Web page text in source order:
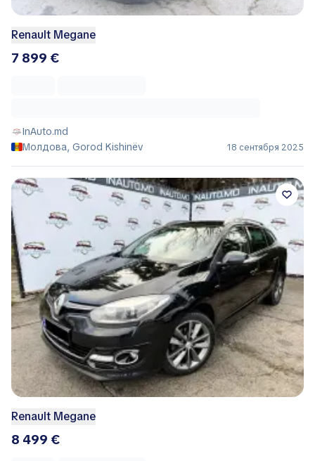
Renault Megane
7 899 €
InAuto.md
Молдова, Gorod Kishinëv
18 сентября 2025
Renault Megane
8 499 €